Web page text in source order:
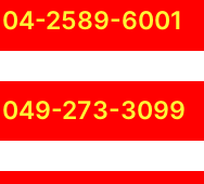
04-2589-6001
049-273-3099